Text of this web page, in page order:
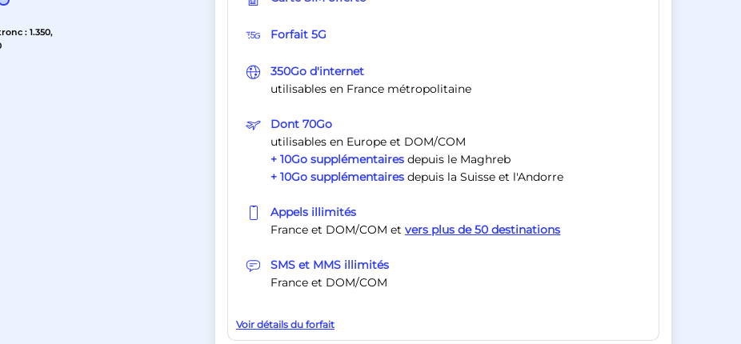
: 1.350,
Forfait 5G
350Go d'internet
utilisables en France métropolitaine
Dont 70Go
utilisables en Europe et DOM/COM
+ 10Go supplémentaires depuis le Maghreb
+ 10Go supplémentaires depuis la Suisse et l'Andorre
Appels illimités
France et DOM/COM etvers plus de 50 destinations
SMS et MMS illimités
France et DOM/COM
Voir détails du forfait